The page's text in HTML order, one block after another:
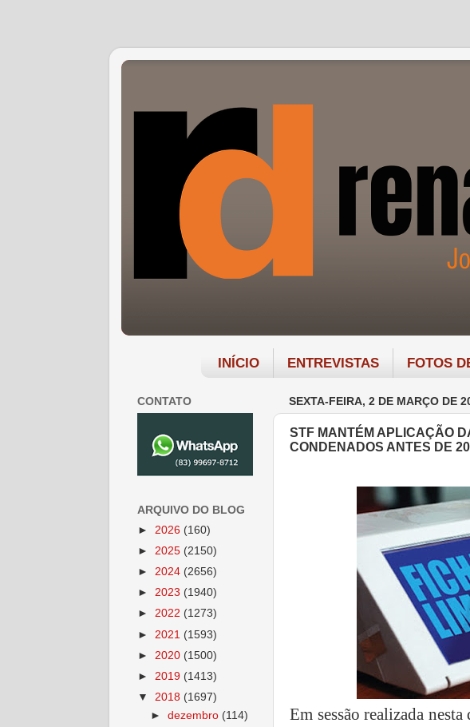
INÍCIO ENTREVISTAS FOTOS
SEXTA-FEIRA, 2 DE MARÇO DE
STF MANTÉM APLICAÇÃO
CONDENADOS ANTES DE
Em sessão realizada
CONTATO
ARQUIVO DO BLOG
► 2026 (160)
► 2025 (2150)
► 2024 (2656)
► 2023 (1940)
► 2022 (1273)
► 2021 (1593)
► 2020 (1500)
► 2019 (1413)
▼ 2018 (1697)
►dezembro (114)